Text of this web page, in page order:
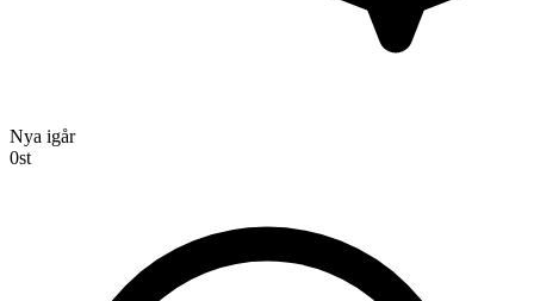
Nya igår
0st